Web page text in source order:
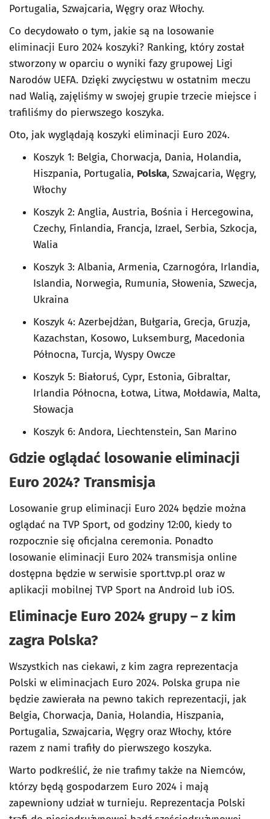
Portugalia, Szwajcaria, Węgry oraz Włochy.
Co decydowało o tym, jakie są na losowanie
eliminacji Euro 2024 koszyki? Ranking, który został
stworzony w oparciu o wyniki fazy grupowej Ligi
Narodów UEFA. Dzięki zwycięstwu w ostatnim meczu
nad Walią, zajęliśmy w swojej grupie trzecie miejsce i
trafiliśmy do pierwszego koszyka.
Oto, jak wyglądają koszyki eliminacji Euro 2024.
Koszyk 1: Belgia, Chorwacja, Dania, Holandia,
Hiszpania, Portugalia, Polska, Szwajcaria, Węgry,
Włochy
Koszyk 2: Anglia, Austria, Bośnia i Hercegowina,
Czechy, Finlandia, Francja, Izrael, Serbia, Szkocja,
Walia
Koszyk 3: Albania, Armenia, Czarnogóra, Irlandia,
Islandia, Norwegia, Rumunia, Słowenia, Szwecja,
Ukraina
Koszyk 4: Azerbejdżan, Bułgaria, Grecja, Gruzja,
Kazachstan, Kosowo, Luksemburg, Macedonia
Północna, Turcja, Wyspy Owcze
Koszyk 5: Białoruś, Cypr, Estonia, Gibraltar,
Irlandia Północna, Łotwa, Litwa, Mołdawia, Malta,
Słowacja
Koszyk 6: Andora, Liechtenstein, San Marino
Gdzie oglądać losowanie eliminacji
Euro 2024? Transmisja
Losowanie grup eliminacji Euro 2024 będzie można
oglądać na TVP Sport, od godziny 12:00, kiedy to
rozpocznie się oficjalna ceremonia. Ponadto
losowanie eliminacji Euro 2024 transmisja online
dostępna będzie w serwisie sport.tvp.pl oraz w
aplikacji mobilnej TVP Sport na Android lub iOS.
Eliminacje Euro 2024 grupy – z kim
zagra Polska?
Wszystkich nas ciekawi, z kim zagra reprezentacja
Polski w eliminacjach Euro 2024. Polska grupa nie
będzie zawierała na pewno takich reprezentacji, jak
Belgia, Chorwacja, Dania, Holandia, Hiszpania,
Portugalia, Szwajcaria, Węgry oraz Włochy, które
razem z nami trafiły do pierwszego koszyka.
Warto podkreślić, że nie trafimy także na Niemców,
którzy będą gospodarzem Euro 2024 i mają
zapewniony udział w turnieju. Reprezentacja Polski